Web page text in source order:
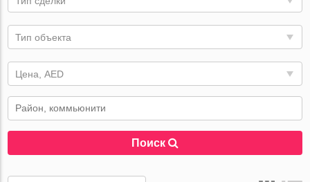
Тип объекта
Цена, AED
Поиск